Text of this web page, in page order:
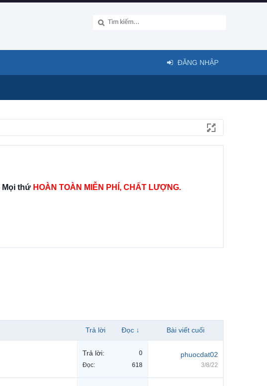
Mọi thứ HOÀN TOÀN MIỄN PHÍ, CHẤT LƯỢNG.
Trả lời Đọc ↓ Bài viết cuối
Trả lời:
0
Đọc:
618
phuocdat02
3/8/22
ĐĂNG NHẬP